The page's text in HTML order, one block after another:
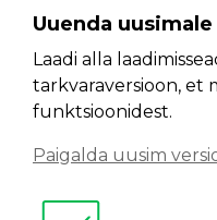
Uuenda
Laadi alla
tarkvaraversioon, et
funktsioonidest.
Paigalda uusim